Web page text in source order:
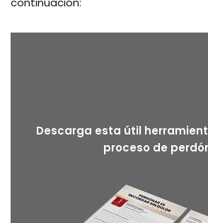
Descarga esta útil
proceso de